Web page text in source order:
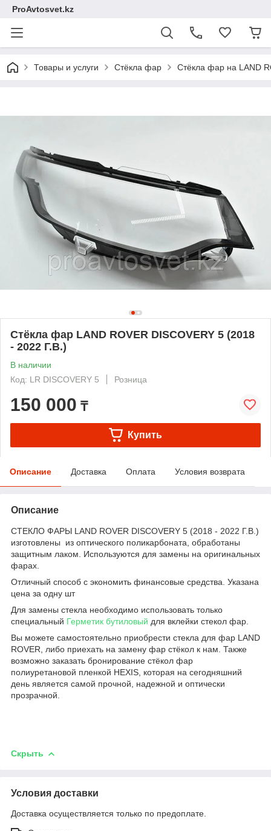
ProAvtosvet.kz
Товары и услуги Стёкла фар Стёкла фар на LAND
Стёкла фар LAND ROVER DISCOVERY 5 (2018
- 2022 Г.В.)
В наличии
Код: LR DISCOVERY 5
Розница
150 000 ₸
Купить
Описание Доставка Оплата Условия возврата
Описание
СТЕКЛО ФАРЫ LAND ROVER DISCOVERY 5 (2018 - 2022 Г.В.)
изготовлены из оптического поликарбоната, обработаны
защитным лаком. Используются для замены на оригинальных
фарах.
Отличный способ с экономить финансовые средства. Указана
цена за одну шт
Для замены стекла необходимо использовать только
специальный Герметик бутиловый для вклейки стекол фар.
Вы можете самостоятельно приобрести стекла для фар LAND
ROVER, либо приехать на замену фар стёкол к нам. Также
возможно заказать бронирование стёкол фар
полиуретановой пленкой HEXIS, которая на сегодняшний
день является самой прочной, надежной и оптически
прозрачной.
Скрыть
Условия доставки
Доставка осуществляется только по предоплате.